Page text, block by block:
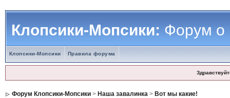
Клопсики-Мопсики:Форум о
Клопсики-Мопсики Правила форума
Форум Клопсики-Мопсики> Наша завалинка> Вот мы какие!